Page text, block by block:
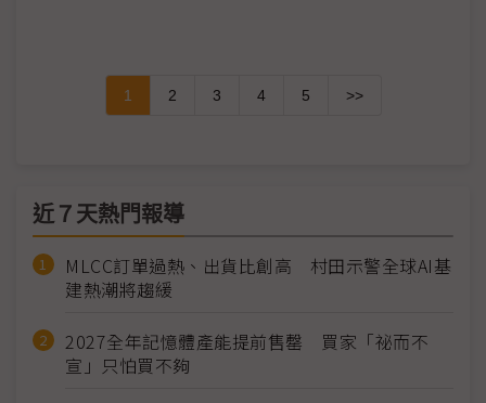
1 2 3 4 5 >>
近７天熱門報導
MLCC訂單過熱、出貨比創高 村田示警全球AI基
建熱潮將趨緩
2027全年記憶體產能提前售罄 買家「祕而不
宣」只怕買不夠